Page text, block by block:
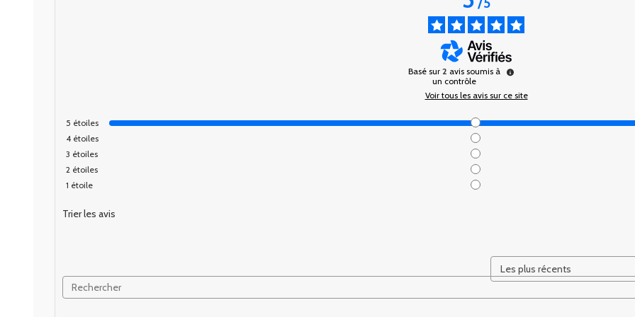
/5
Basé sur 2 avis soumis à
un contrôle
Voir tous les avis sur ce site
5 étoiles
4 étoiles
3 étoiles
2 étoiles
1 étoile
Trier les avis